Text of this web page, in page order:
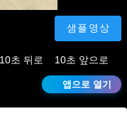
재 샘플영상
10초 뒤로 10초 앞으로
앱으로 열기